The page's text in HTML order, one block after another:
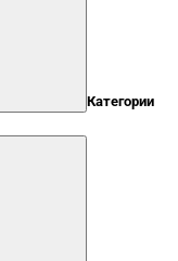
Категории